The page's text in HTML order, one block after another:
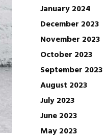
January 2024
December 2023
November 2023
October 2023
September 2023
August 2023
July 2023
June 2023
May 2023